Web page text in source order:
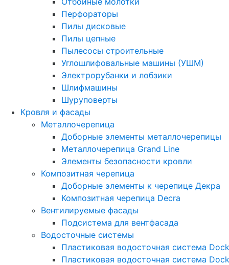
Перфораторы
Пилы дисковые
Пилы цепные
Пылесосы строительные
Углошлифовальные машины (УШМ)
Электрорубанки и лобзики
Шлифмашины
Шуруповерты
Кровля и фасады
Металлочерепица
Доборные элементы металлочерепицы
Металлочерепица Grand Line
Элементы безопасности кровли
Композитная черепица
Доборные элементы к черепице Декра
Композитная черепица Decra
Вентилируемые фасады
Подсистема для вентфасада
Водосточные системы
Пластиковая водосточная система
Пластиковая водосточная система